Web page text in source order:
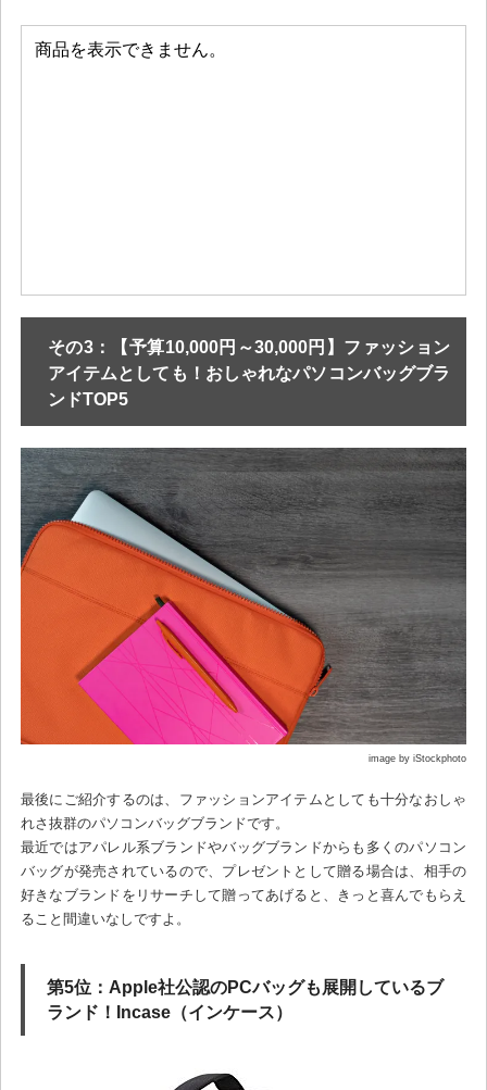
その3：【予算10,000円～30,000円】ファッション
アイテムとしても！おしゃれなパソコンバッグブラ
ンドTOP5
image by iStockphoto
最後にご紹介するのは、ファッションアイテムとしても十分なおしゃ
れさ抜群のパソコンバッグブランドです。
最近ではアパレル系ブランドやバッグブランドからも多くのパソコン
バッグが発売されているので、プレゼントとして贈る場合は、相手の
好きなブランドをリサーチして贈ってあげると、きっと喜んでもらえ
ること間違いなしですよ。
第5位：Apple社公認のPCバッグも展開しているブ
ランド！Incase（インケース）